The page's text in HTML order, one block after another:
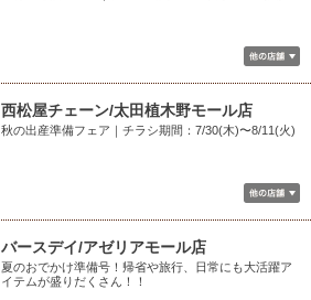
西松屋チェーン/太田植木野モール店
秋の出産準備フェア｜チラシ期間：7/30(木)〜8/11(火)
バースデイ/アゼリアモール店
夏のおでかけ準備号！帰省や旅行、日常にも大活躍ア
イテムが盛りだくさん！！